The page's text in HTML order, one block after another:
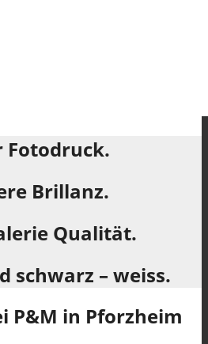
Fotodruck.
Brillanz.
Qualität.
schwarz – weiss.
P&M in Pforzheim